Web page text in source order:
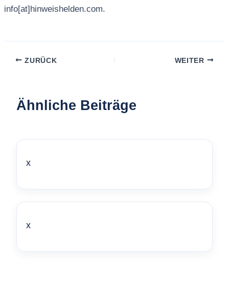
info[at]hinweishelden.com.
ZURÜCK WEITER
Ähnliche Beiträge
x
x